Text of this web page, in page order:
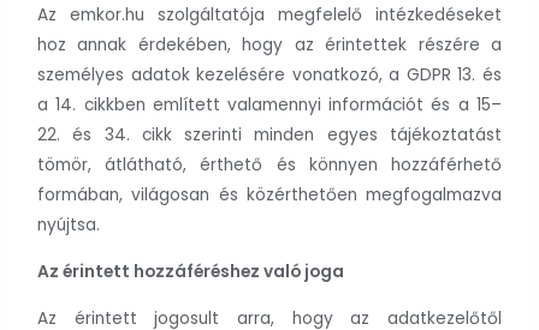
Az emkor.hu szolgáltatója megfelelő intézkedéseket
hoz annak érdekében, hogy az érintettek részére a
személyes adatok kezelésére vonatkozó, a GDPR 13. és
a 14. cikkben említett valamennyi információt és a 15–
22. és 34. cikk szerinti minden egyes tájékoztatást
tömör, átlátható, érthető és könnyen hozzáférhető
formában, világosan és közérthetően megfogalmazva
nyújtsa.
Az érintett hozzáféréshez való joga
Az érintett jogosult arra, hogy az adatkezelőtől